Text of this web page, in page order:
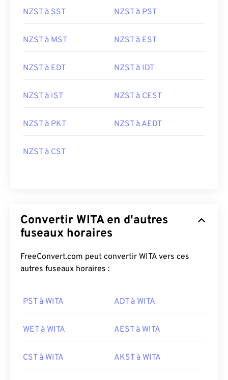
NZST à SST NZST à PST
NZST à MST NZST à EST
NZST à EDT NZST à IDT
NZST à IST NZST à CEST
NZST à PKT NZST à AEDT
NZST à CST
Convertir WITA en d'autres
fuseaux horaires
FreeConvert.com peut convertir WITA vers ces
autres fuseaux horaires :
PST à WITA ADT à WITA
WET à WITA AEST à WITA
CST à WITA AKST à WITA